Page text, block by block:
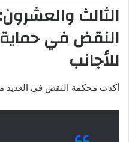
الثالث
النقض في حماية
للأجانب
أكدت محكمة النقض في العديد